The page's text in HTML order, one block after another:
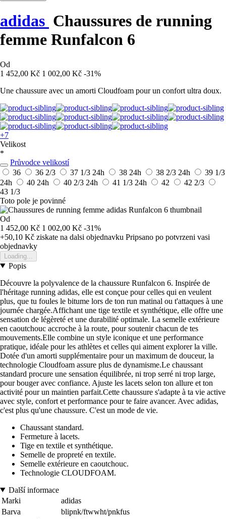
adidas Chaussures de running
femme Runfalcon 6
Od
1 452,00 Kč 1 002,00 Kč -31%
Une chaussure avec un amorti Cloudfoam pour un confort ultra doux.
+7
Velikost
*
Průvodce velikostí
36
36 2/3 37 1/3 24h 38 24h 38 2/3 24h
39 1/3
24h
40 24h 40 2/3 24h 41 1/3 24h 42
42 2/3
43 1/3
Toto pole je povinné
Od
1 452,00 Kč 1 002,00 Kč -31%
+50,10 Kč ziskate na dalsi objednavku Pripsano po potvrzeni vasi
objednavky
Loading...
Popis
Découvre la polyvalence de la chaussure Runfalcon 6. Inspirée de
l'héritage running adidas, elle est conçue pour celles qui en veulent
plus, que tu foules le bitume lors de ton run matinal ou t'attaques à une
journée chargée.Affichant une tige textile et synthétique, elle offre une
sensation de légèreté et une durabilité optimale. La semelle extérieure
en caoutchouc accroche à la route, pour soutenir chacun de tes
mouvements.Elle combine un style iconique et une performance
pratique, idéale pour les athlètes et celles qui aiment explorer la ville.
Dotée d'un amorti supplémentaire pour un maximum de douceur, la
technologie Cloudfoam assure plus de dynamisme.Le chaussant
standard procure une sensation équilibrée, ni trop serré ni trop large,
pour bouger avec confiance. Ajuste les lacets selon ton allure et ton
activité pour un maintien parfait.Cette chaussure s'adapte à ta vie active
avec style, confort et performance pour te faire avancer. Avec adidas,
c'est plus qu'une chaussure. C'est un mode de vie.
Chaussant standard.
Fermeture à lacets.
Tige en textile et synthétique.
Semelle de propreté en textile.
Semelle extérieure en caoutchouc.
Technologie CLOUDFOAM.
Další informace
Marki
adidas
Barva
blipnk/ftwwht/pnkfus